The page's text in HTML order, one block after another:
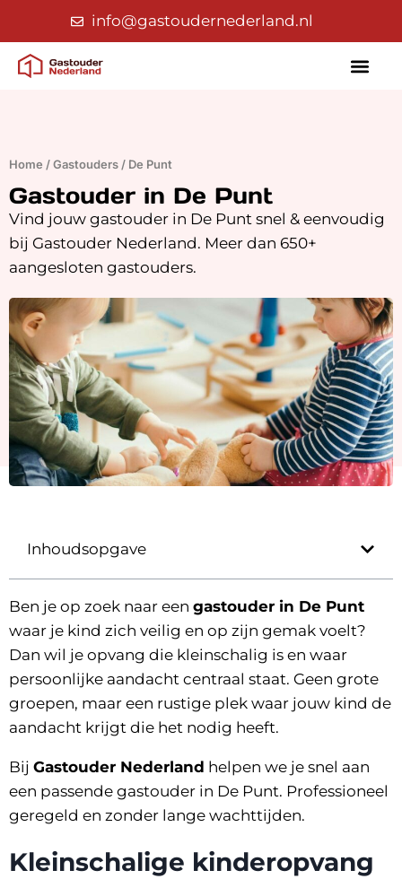
info@gastoudernederland.nl
Home /Gastouders / De Punt
Gastouder in De Punt
Vind jouw gastouder in De Punt snel & eenvoudig
bij Gastouder Nederland. Meer dan 650+
aangesloten gastouders.
Inhoudsopgave
Ben je op zoek naar een gastouder in De Punt
waar je kind zich veilig en op zijn gemak voelt?
Dan wil je opvang die kleinschalig is en waar
persoonlijke aandacht centraal staat. Geen grote
groepen, maar een rustige plek waar jouw kind de
aandacht krijgt die het nodig heeft.
Bij Gastouder Nederland helpen we je snel aan
een passende gastouder in De Punt. Professioneel
geregeld en zonder lange wachttijden.
Kleinschalige kinderopvang